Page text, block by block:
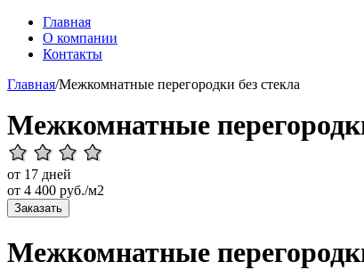
Главная
О компании
Контакты
Главная/Межкомнатные перегородки без стекла
Межкомнатные
от 17 дней
от 4 400 руб./м2
Заказать
Межкомнатные